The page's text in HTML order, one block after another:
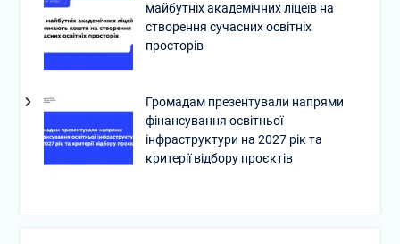
майбутніх академічних ліцеїв на
створення сучасних освітніх
просторів
Громадам презентували напрями
фінансування освітньої
інфраструктури на 2027 рік та
критерії відбору проєктів